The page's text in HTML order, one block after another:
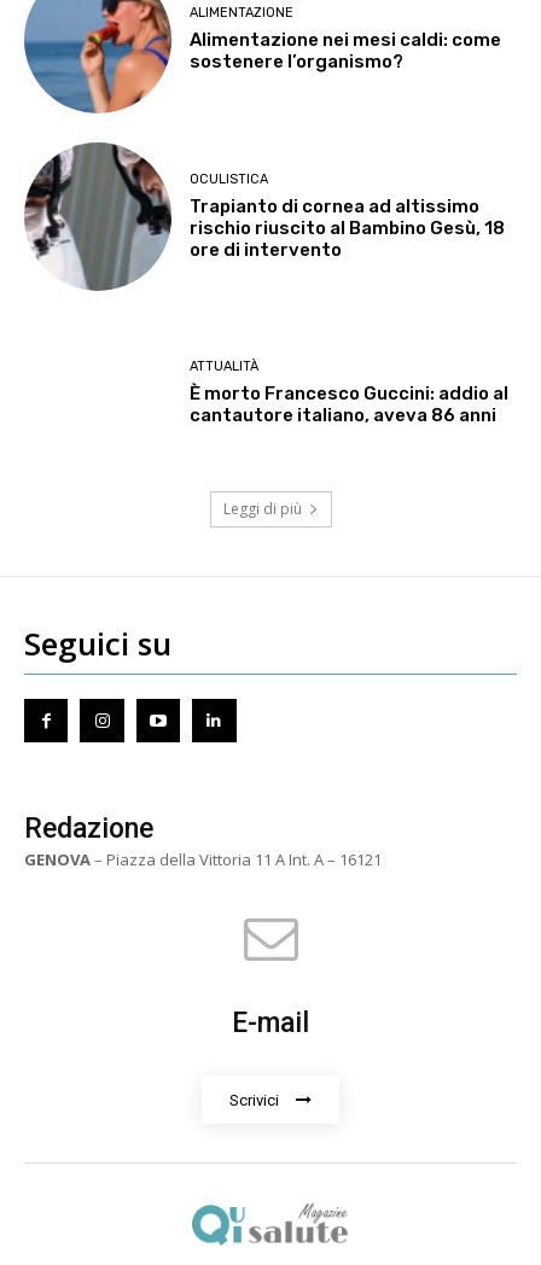
ALIMENTAZIONE
Alimentazione nei mesi caldi: come
sostenere l’organismo?
OCULISTICA
Trapianto di cornea ad altissimo
rischio riuscito al Bambino Gesù, 18
ore di intervento
ATTUALITÀ
È morto Francesco Guccini: addio al
cantautore italiano, aveva 86 anni
Leggi di più
Seguici su
Redazione
GENOVA– Piazza della Vittoria 11 A Int. A – 16121
E-mail
Scrivici